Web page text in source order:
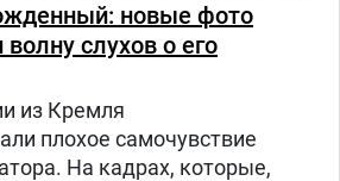
новые фото
слухов о его
из Кремля
плохое самочувствие
На кадрах, которые,